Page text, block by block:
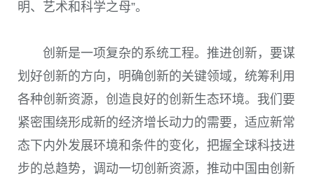
明、艺术和科学之母”。
创新是一项复杂的系统工程。推进创新，要谋
划好创新的方向，明确创新的关键领域，统筹利用
各种创新资源，创造良好的创新生态环境。我们要
紧密围绕形成新的经济增长动力的需要，适应新常
态下内外发展环境和条件的变化，把握全球科技进
步的总趋势，调动一切创新资源，推动中国由创新